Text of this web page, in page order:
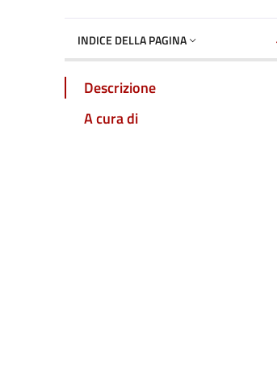
INDICE DELLA PAGINA
Descrizione
A cura di